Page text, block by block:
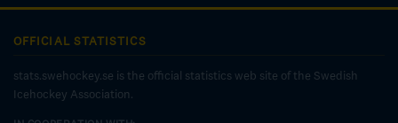
OFFICIAL STATISTICS
stats.swehockey.se is the official statistics web site of the Swedish
Icehockey Association.